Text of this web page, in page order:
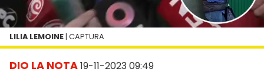
DIO LA NOTA19-11-2023 09:49
LILIA LEMOINE | CAPTURA